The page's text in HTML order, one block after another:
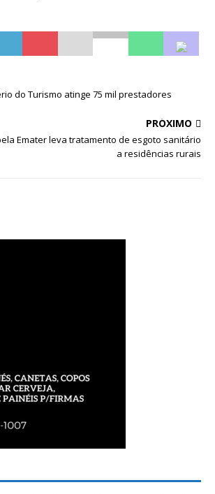
do Turismo atinge 75 mil prestadores
PRÓXIMO
Emater leva tratamento de esgoto sanitário
a residências rurais